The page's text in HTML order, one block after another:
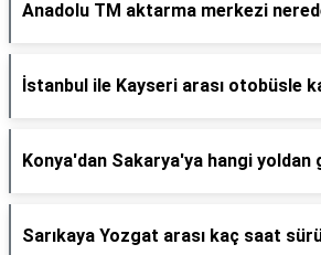
Anadolu TM aktarma merkezi
İstanbul ile Kayseri arası otobüsle
Konya'dan Sakarya'ya hangi yoldan
Sarıkaya Yozgat arası kaç saat